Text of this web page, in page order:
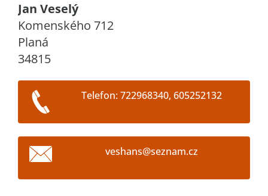
Jan Veselý
Komenského 712
Planá
34815
Telefon: 722968340, 605252132
veshans@seznam.cz